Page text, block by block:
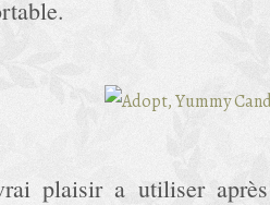
plaisir a utiliser